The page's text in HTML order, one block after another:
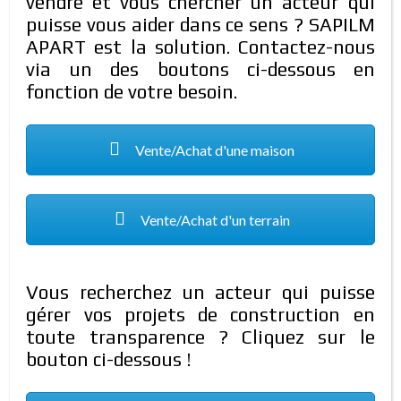
TYPE DE PROPRIÉTÉ
Type De Propriété
Type D'offre
PRIX Currency
AVANCÉ
0 TROUVÉ
puisse vous aider dans ce sens ? SAPILM
APART est la solution. Contactez-nous
via un des boutons ci-dessous en
fonction de votre besoin.
Vente/Achat d'une maison
Vente/Achat d'un terrain
Vous recherchez un acteur qui puisse
gérer vos projets de construction en
toute transparence ? Cliquez sur le
bouton ci-dessous !